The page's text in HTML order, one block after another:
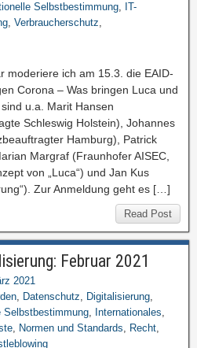
Selbstbestimmung, IT-
, Verbraucherschutz,
moderiere ich am 15.3. die EAID-
Corona – Was bringen Luca und
u.a. Marit Hansen
Schleswig Holstein), Johannes
Hamburg), Patrick
Margraf (Fraunhofer AISEC,
von „Luca“) und Jan Kus
Zur Anmeldung geht es […]
Read Post
Februar 2021
2021
, Datenschutz, Digitalisierung,
Selbstbestimmung, Internationales,
, Normen und Standards, Recht,